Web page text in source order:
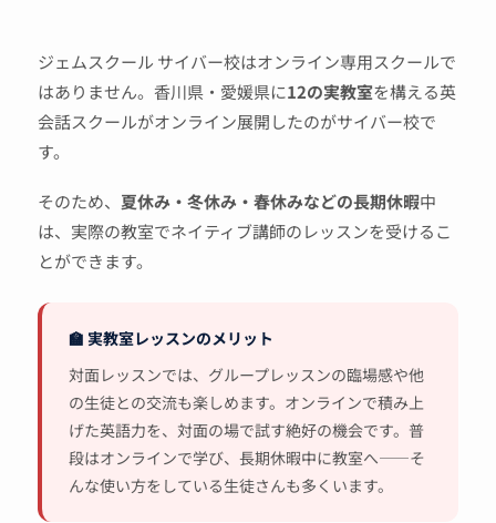
ジェムスクール サイバー校はオンライン専用スクールで
はありません。香川県・愛媛県に12の実教室を構える英
会話スクールがオンライン展開したのがサイバー校で
す。
そのため、 夏休み・冬休み・春休みなどの長期休暇中
は、実際の教室でネイティブ講師のレッスンを受けるこ
とができます。
🏫 実教室レッスンのメリット
対面レッスンでは、グループレッスンの臨場感や他
の生徒との交流も楽しめます。オンラインで積み上
げた英語力を、対面の場で試す絶好の機会です。普
段はオンラインで学び、長期休暇中に教室へ——そ
んな使い方をしている生徒さんも多くいます。